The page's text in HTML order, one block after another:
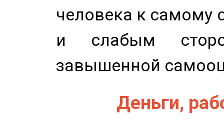
человека к самому
и слабым
завышенной
Деньги,